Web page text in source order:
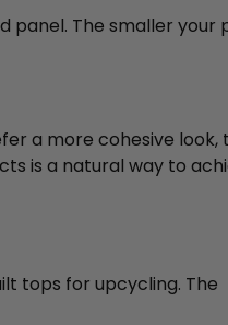
panel. The smaller your
a more cohesive look,
is a natural way to
tops for upcycling. The